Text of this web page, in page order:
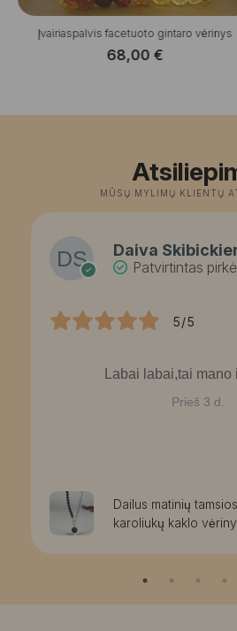
Įvairiaspalvis facetuoto gintaro vėrinys
68,00 €
MŪSŲ MYLIMŲ KLIENTŲ
Daiva
Patvirtintas
5/5
Labai labai,tai mano
Prieš 3 d.
Dailus matinių
karoliukų kaklo